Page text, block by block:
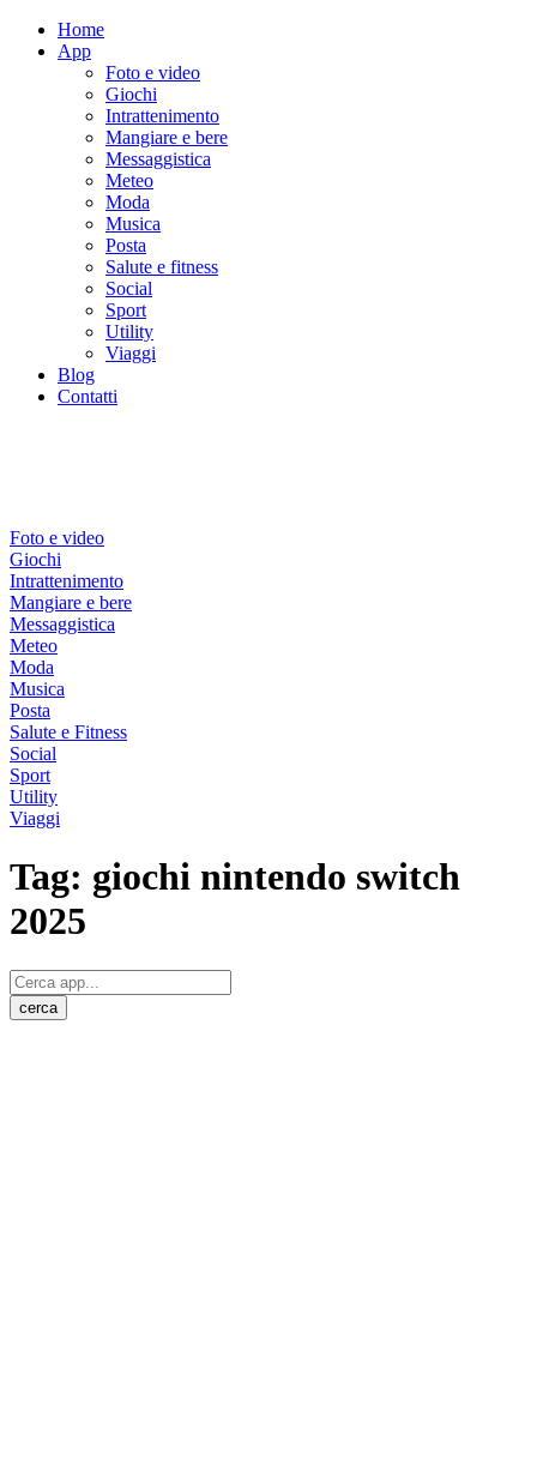
Home
App
Foto e video
Giochi
Intrattenimento
Mangiare e bere
Messaggistica
Meteo
Moda
Musica
Posta
Salute e fitness
Social
Sport
Utility
Viaggi
Blog
Contatti
Foto e video
Giochi
Intrattenimento
Mangiare e bere
Messaggistica
Meteo
Moda
Musica
Posta
Salute e Fitness
Social
Sport
Utility
Viaggi
Tag: giochi nintendo switch
2025